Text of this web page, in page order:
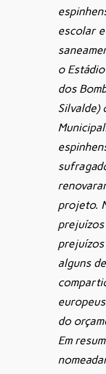
escolar
o
dos
Silvalde)
projeto.
alguns
do
Em